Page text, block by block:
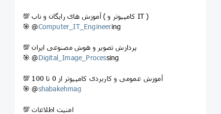
💯 آموزش های رایگان و ناب ( کامپیوتر و IT )
🎯 @Computer_IT_Engineering
💯 پردازش تصویر و هوش مصنوعی ایران
🎯 @Digital_Image_Processing
💯 آموزش عمومی و کاربردی کامپیوتر از 0 تا 100
🎯 @shabakehmag
💯 امنیت اطلاعات